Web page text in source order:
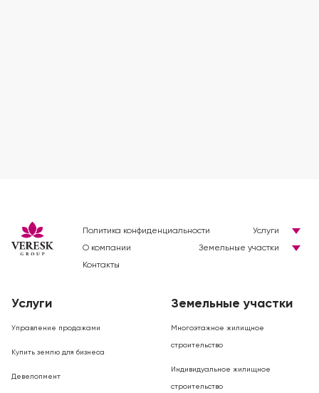
Услуги
Земельные участки
О компании
Контакты
Политика конфиденциальности
Услуги
Управление продажами
Купить землю для бизнеса
Девелопмент
Земельные участки
Многоэтажное жилищное
строительство
Индивидуальное жилищное
строительство